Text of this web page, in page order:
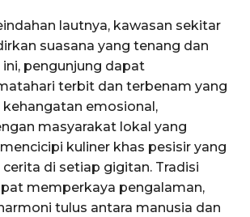
lautnya, kawasan sekitar
suasana yang tenang dan
pengunjung dapat
terbit dan terbenam yang
emosional,
masyarakat lokal yang
kuliner khas pesisir yang
di setiap gigitan. Tradisi
memperkaya pengalaman,
tulus antara manusia dan